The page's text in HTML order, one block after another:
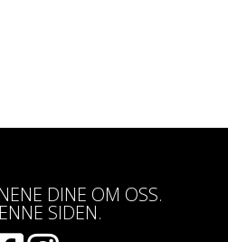
DINE OM OSS.
SIDEN.